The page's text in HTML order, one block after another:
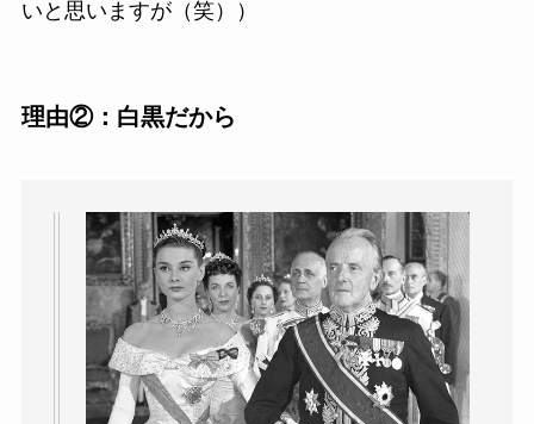
いと思いますが（笑））
理由②：白黒だから